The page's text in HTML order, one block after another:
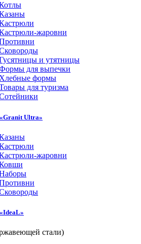
жаровни
и утятницы
для выпечки
Хлебные формы
для туризма
Ultra»
жаровни
стали)